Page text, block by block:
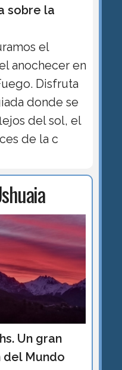
sobre la
el
anochecer en
Disfruta
donde se
del sol, el
de la c
Un gran
del Mundo